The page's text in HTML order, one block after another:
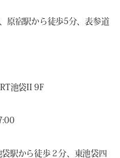
原宿駅から徒歩5分、表参道
池袋II 9F
駅から徒歩２分、東池袋四